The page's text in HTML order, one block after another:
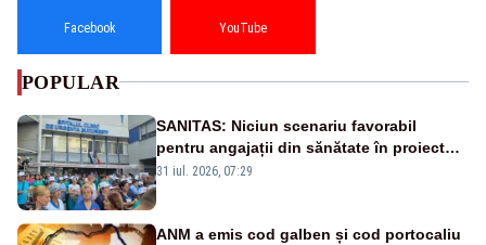
Facebook YouTube
POPULAR
SANITAS: Niciun scenariu favorabil
pentru angajații din sănătate în proiectul
Legii salarizării
31 iul. 2026, 07:29
ANM a emis cod galben și cod portocaliu